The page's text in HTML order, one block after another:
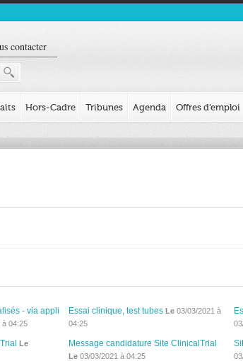
contacter
Hors-Cadre Tribunes Agenda Offres d’emploi
- via appli
04:25
Essai clinique, test tubes Le 03/03/2021 à
04:25
Le
Message candidature Site ClinicalTrial
Le 03/03/2021 à 04:25